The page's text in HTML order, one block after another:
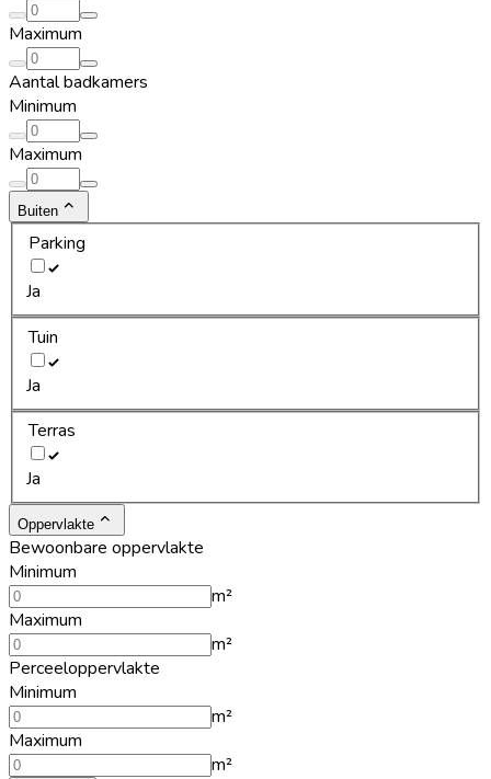
Maximum
Aantal badkamers
Minimum
Maximum
Buiten
Parking
Ja
Tuin
Ja
Terras
Ja
Oppervlakte
Bewoonbare oppervlakte
Minimum
m²
Maximum
m²
Perceeloppervlakte
Minimum
m²
Maximum
m²